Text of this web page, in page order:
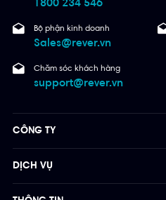
1800 234 546
Bộ phận kinh doanh
Sales@rever.vn
Chăm sóc khách hàng
support@rever.vn
CÔNG TY
DỊCH VỤ